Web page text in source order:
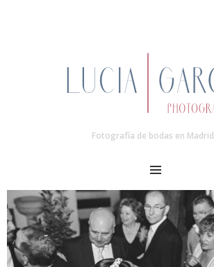
Fotografía de bodas en Madrid
MENU